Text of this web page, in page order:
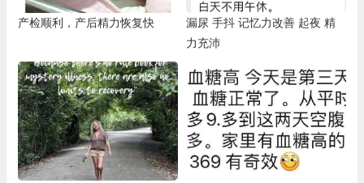
产检顺利，产后精力恢复快
漏尿 手抖 记忆力改善 起夜 精
力充沛